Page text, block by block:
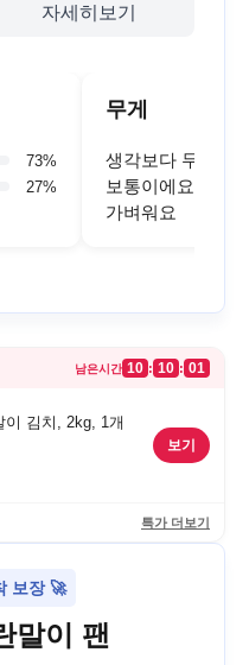
자세히보기
73%
27%
무게
생각보다 무거워
보통이에요
가벼워요
남은시간 10 : 10 : 01
이 김치, 2kg, 1개
보기
특가 더보기
보장 🚀
말이 팬